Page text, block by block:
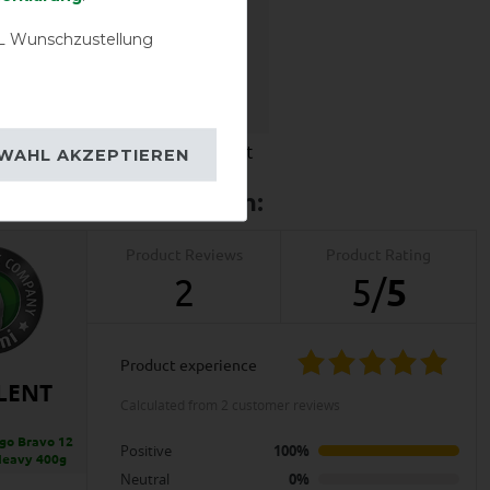
Wasserdichtigkeit
Bravo 12
400g
2 5/5
product experience
Positive
100%
Neutral
0%
Wunschzustellung
AKZEPTIEREN